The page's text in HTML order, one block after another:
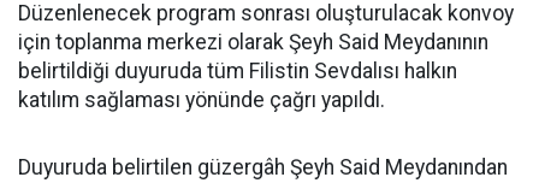
Düzenlenecek program sonrası oluşturulacak konvoy
için toplanma merkezi olarak Şeyh Said Meydanının
belirtildiği duyuruda tüm Filistin Sevdalısı halkın
katılım sağlaması yönünde çağrı yapıldı.
Duyuruda belirtilen güzergâh Şeyh Said Meydanından